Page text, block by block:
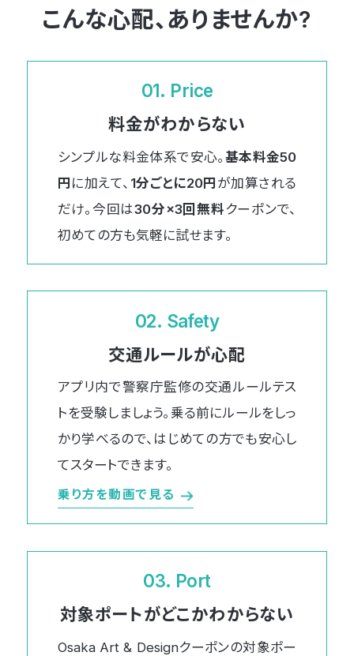
こんな心配、ありませんか?
01. Price
料金がわからない
シンプルな料金体系で安心。 基本料金50
円 に加えて、 1分ごとに20円 が加算される
だけ。今回は30分×3回無料 クーポンで、
初めての方も気軽に試せます。
02. Safety
交通ルールが心配
アプリ内で警察庁監修の交通ルールテス
トを受験しましょう。乗る前にルールをしっ
かり学べるので、はじめての方でも安心し
てスタートできます。
乗り方を動画で見る
03. Port
対象ポートがどこかわからない
Osaka Art & Designクーポンの対象ポー